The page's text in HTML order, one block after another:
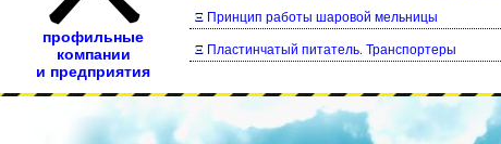
профильные
компании
и предприятия
Ξ Принцип работы шаровой мельницы
Ξ Пластинчатый питатель. Транспортеры